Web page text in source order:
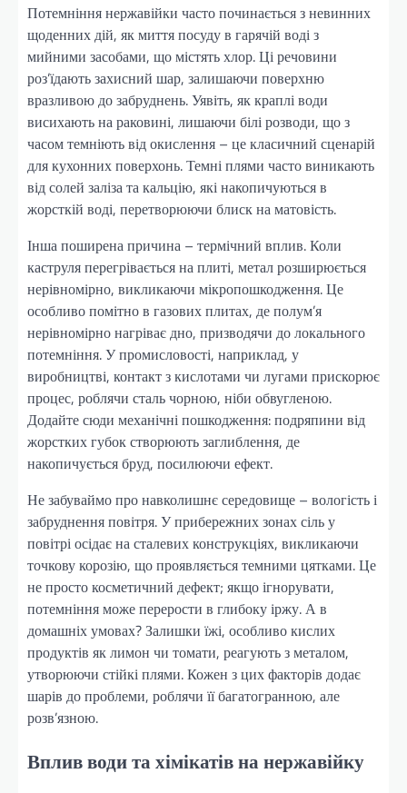
Потемніння нержавійки часто починається з невинних
щоденних дій, як миття посуду в гарячій воді з
мийними засобами, що містять хлор. Ці речовини
роз’їдають захисний шар, залишаючи поверхню
вразливою до забруднень. Уявіть, як краплі води
висихають на раковині, лишаючи білі розводи, що з
часом темніють від окислення – це класичний сценарій
для кухонних поверхонь. Темні плями часто виникають
від солей заліза та кальцію, які накопичуються в
жорсткій воді, перетворюючи блиск на матовість.
Інша поширена причина – термічний вплив. Коли
каструля перегрівається на плиті, метал розширюється
нерівномірно, викликаючи мікропошкодження. Це
особливо помітно в газових плитах, де полум’я
нерівномірно нагріває дно, призводячи до локального
потемніння. У промисловості, наприклад, у
виробництві, контакт з кислотами чи лугами прискорює
процес, роблячи сталь чорною, ніби обвугленою.
Додайте сюди механічні пошкодження: подряпини від
жорстких губок створюють заглиблення, де
накопичується бруд, посилюючи ефект.
Не забуваймо про навколишнє середовище – вологість і
забруднення повітря. У прибережних зонах сіль у
повітрі осідає на сталевих конструкціях, викликаючи
точкову корозію, що проявляється темними цятками. Це
не просто косметичний дефект; якщо ігнорувати,
потемніння може перерости в глибоку іржу. А в
домашніх умовах? Залишки їжі, особливо кислих
продуктів як лимон чи томати, реагують з металом,
утворюючи стійкі плями. Кожен з цих факторів додає
шарів до проблеми, роблячи її багатогранною, але
розв’язною.
Вплив води та хімікатів на нержавійку